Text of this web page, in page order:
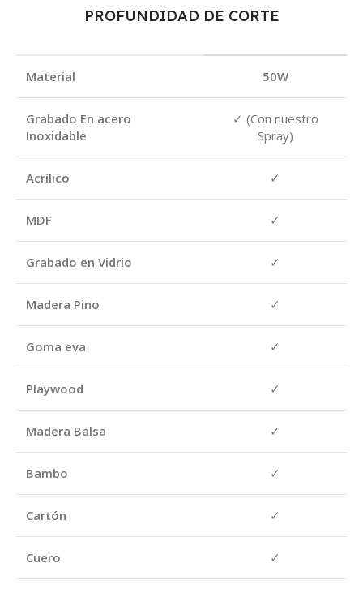
PROFUNDIDAD DE CORTE
Material 50W
Grabado En acero
Inoxidable
✓ (Con nuestro
Spray)
Acrílico ✓
MDF ✓
Grabado en Vidrio ✓
Madera Pino ✓
Goma eva ✓
Playwood ✓
Madera Balsa ✓
Bambo ✓
Cartón ✓
Cuero ✓